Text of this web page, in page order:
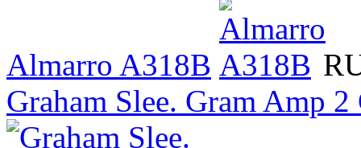
Almarro A318B
Graham Slee. Gram Amp